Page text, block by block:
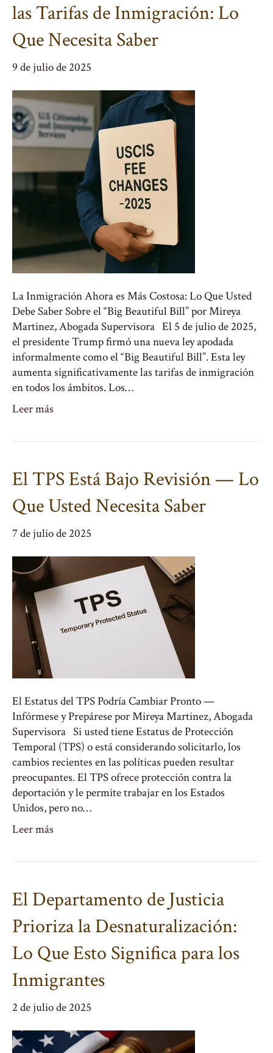
las Tarifas de Inmigración: Lo
Que Necesita Saber
9 de julio de 2025
La Inmigración Ahora es Más Costosa: Lo Que Usted
Debe Saber Sobre el “Big Beautiful Bill” por Mireya
Martinez, Abogada Supervisora El 5 de julio de 2025,
el presidente Trump firmó una nueva ley apodada
informalmente como el “Big Beautiful Bill”. Esta ley
aumenta significativamente las tarifas de inmigración
en todos los ámbitos. Los…
Leer más
El TPS Está Bajo Revisión — Lo
Que Usted Necesita Saber
7 de julio de 2025
El Estatus del TPS Podría Cambiar Pronto —
Infórmese y Prepárese por Mireya Martinez, Abogada
Supervisora Si usted tiene Estatus de Protección
Temporal (TPS) o está considerando solicitarlo, los
cambios recientes en las políticas pueden resultar
preocupantes. El TPS ofrece protección contra la
deportación y le permite trabajar en los Estados
Unidos, pero no…
Leer más
El Departamento de Justicia
Prioriza la Desnaturalización:
Lo Que Esto Significa para los
Inmigrantes
2 de julio de 2025